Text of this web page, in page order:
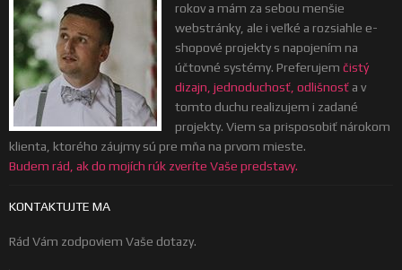
rokov a mám za sebou menšie
webstránky, ale i veľké a rozsiahle e-
shopové projekty s napojením na
účtovné systémy. Preferujem čistý
dizajn, jednoduchosť, odlišnosť a v
tomto duchu realizujem i zadané
projekty. Viem sa prisposobiť nárokom
klienta, ktorého záujmy sú pre mňa na prvom mieste.
Budem rád, ak do mojích rúk zveríte Vaše predstavy.
KONTAKTUJTE MA
Rád Vám zodpoviem Vaše dotazy.